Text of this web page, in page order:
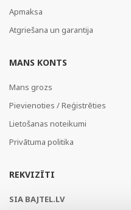
Apmaksa
Atgriešana un garantija
MANS KONTS
Mans grozs
Pievienoties / Reģistrēties
Lietošanas noteikumi
Privātuma politika
REKVIZĪTI
SIA BAJTEL.LV